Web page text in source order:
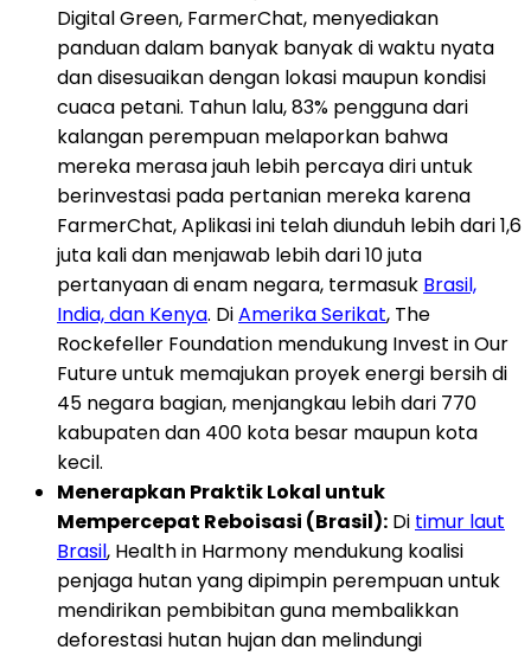
Digital Green, FarmerChat, menyediakan
panduan dalam banyak banyak di waktu nyata
dan disesuaikan dengan lokasi maupun kondisi
cuaca petani. Tahun lalu, 83% pengguna dari
kalangan perempuan melaporkan bahwa
mereka merasa jauh lebih percaya diri untuk
berinvestasi pada pertanian mereka karena
FarmerChat, Aplikasi ini telah diunduh lebih dari 1,6
juta kali dan menjawab lebih dari 10 juta
pertanyaan di enam negara, termasuk Brasil,
India, dan Kenya. DiAmerika Serikat, The
Rockefeller Foundation mendukung Invest in Our
Future untuk memajukan proyek energi bersih di
45 negara bagian, menjangkau lebih dari 770
kabupaten dan 400 kota besar maupun kota
kecil.
Menerapkan Praktik Lokal untuk
Mempercepat Reboisasi (Brasil): Di timur laut
Brasil, Health in Harmony mendukung koalisi
penjaga hutan yang dipimpin perempuan untuk
mendirikan pembibitan guna membalikkan
deforestasi hutan hujan dan melindungi